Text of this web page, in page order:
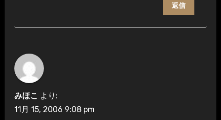
返信
みほこ より:
11月 15, 2006 9:08 pm